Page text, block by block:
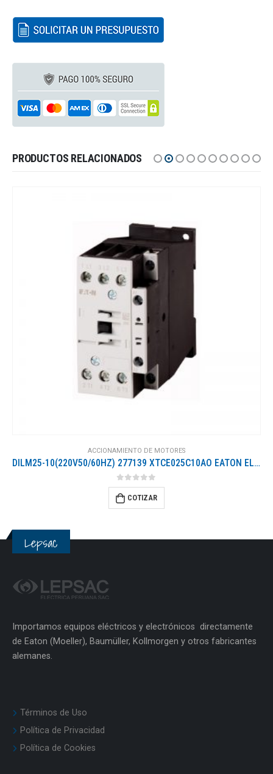
PRODUCTOS RELACIONADOS
ACCIONAMIENTO DE MOTORES
DILM25-10(220V50/60HZ) 277139 XTCE025C10AO EATON ELECTRIC Contactor de potencia Conexión a tornillo 3 polos ..
0out of 5
COTIZAR
Lepsac
Importamos equipos eléctricos y electrónicos directamente
de Eaton (Moeller), Baumüller, Kollmorgen y otros fabricantes
alemanes.
Términos de Uso
Política de Privacidad
Política de Cookies